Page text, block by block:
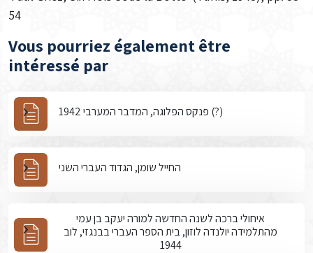
54
Vous pourriez également être
intéressé par
פנקס הפלוגה, המדבר המערבי 1942 (?)
החייל שומן, הגדוד העברי השני
איחולי ברכה לשנה החדשה למורה יעקב בן עמי
מהתלמידה יולנדה לוזון, בית הספר העברי בבנגזי, לוב
1944